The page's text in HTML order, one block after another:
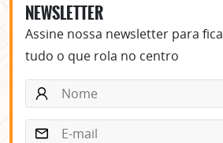
NEWSLETTER
Assine nossa newsletter para
tudo o que rola no centro